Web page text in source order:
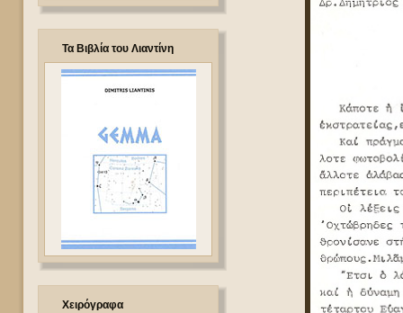
Τα Βιβλία του Λιαντίνη
Χειρόγραφα